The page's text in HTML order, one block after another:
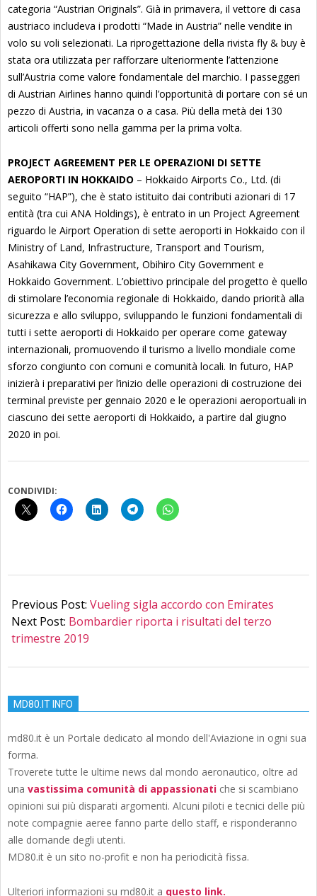
categoria “Austrian Originals”. Già in primavera, il vettore di casa
austriaco includeva i prodotti “Made in Austria” nelle vendite in
volo su voli selezionati. La riprogettazione della rivista fly & buy è
stata ora utilizzata per rafforzare ulteriormente l’attenzione
sull’Austria come valore fondamentale del marchio. I passeggeri
di Austrian Airlines hanno quindi l’opportunità di portare con sé un
pezzo di Austria, in vacanza o a casa. Più della metà dei 130
articoli offerti sono nella gamma per la prima volta.
PROJECT AGREEMENT PER LE OPERAZIONI DI SETTE
AEROPORTI IN HOKKAIDO – Hokkaido Airports Co., Ltd. (di
seguito “HAP”), che è stato istituito dai contributi azionari di 17
entità (tra cui ANA Holdings), è entrato in un Project Agreement
riguardo le Airport Operation di sette aeroporti in Hokkaido con il
Ministry of Land, Infrastructure, Transport and Tourism,
Asahikawa City Government, Obihiro City Government e
Hokkaido Government. L’obiettivo principale del progetto è quello
di stimolare l’economia regionale di Hokkaido, dando priorità alla
sicurezza e allo sviluppo, sviluppando le funzioni fondamentali di
tutti i sette aeroporti di Hokkaido per operare come gateway
internazionali, promuovendo il turismo a livello mondiale come
sforzo congiunto con comuni e comunità locali. In futuro, HAP
inizierà i preparativi per l’inizio delle operazioni di costruzione dei
terminal previste per gennaio 2020 e le operazioni aeroportuali in
ciascuno dei sette aeroporti di Hokkaido, a partire dal giugno
2020 in poi.
CONDIVIDI:
10-
31
Previous Post: Vueling sigla accordo con Emirates
Next Post: Bombardier riporta i risultati del terzo
trimestre 2019
MD80.IT INFO
md80.it è un Portale dedicato al mondo dell'Aviazione in ogni sua
forma.
Troverete tutte le ultime news dal mondo aeronautico, oltre ad
una vastissima comunità di appassionati che si scambiano
opinioni sui più disparati argomenti. Alcuni piloti e tecnici delle più
note compagnie aeree fanno parte dello staff, e risponderanno
alle domande degli utenti.
MD80.it è un sito no-profit e non ha periodicità fissa.
Ulteriori informazioni su md80.it a questo link.